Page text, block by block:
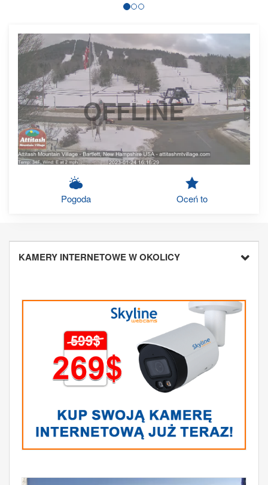
OFFLINE
Pogoda Oceń to
KAMERY INTERNETOWE W OKOLICY